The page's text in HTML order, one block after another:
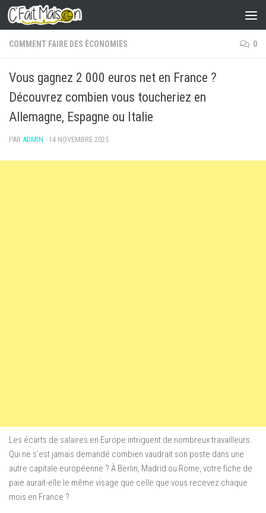
Skip to content
COMMENT FAIRE DES ÉCONOMIES 0
Vous gagnez 2 000 euros net en France ?
Découvrez combien vous toucheriez en
Allemagne, Espagne ou Italie
PAR ADMIN · 14 NOVEMBRE 2025
Les écarts de salaires en Europe intriguent de nombreux travailleurs.
Qui ne s’est jamais demandé combien vaudrait son poste dans une
autre capitale européenne ? À Berlin, Madrid ou Rome, votre fiche de
paie aurait-elle le même visage que celle que vous recevez chaque
mois en France ?